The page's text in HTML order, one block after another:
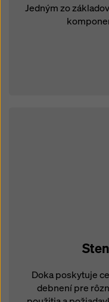
Jedným zo
Doka poskytuje
debnení pre